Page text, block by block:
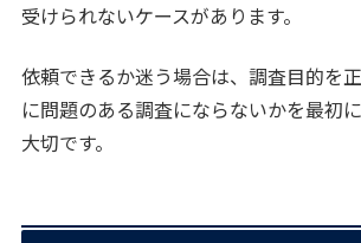
受けられないケースがあります。
依頼できるか迷う場合は、調査目的を
に問題のある調査にならないかを最初
大切です。